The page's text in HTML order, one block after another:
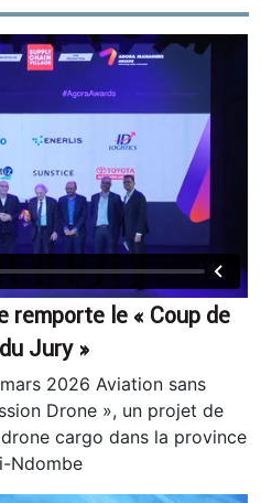
remporte le « Coup de
Jury »
2026 Aviation sans
Drone », un projet de
cargo dans la province
Ndombe